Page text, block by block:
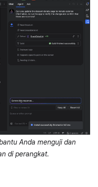
Anda menguji dan
di perangkat.